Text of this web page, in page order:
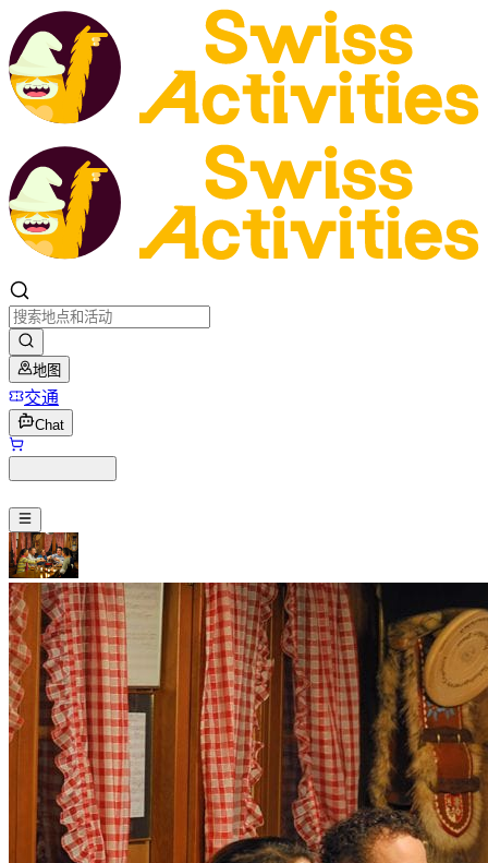
地图
交通
Chat